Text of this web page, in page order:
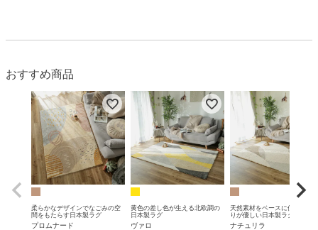
おすすめ商品
柔らかなデザインでなごみの空
間をもたらす日本製ラグ
プロムナード
黄色の差し色が生える北欧調の
日本製ラグ
ヴァロ
天然素材をベースに使った手
りが優しい日本製ラグ
ナチュリラ